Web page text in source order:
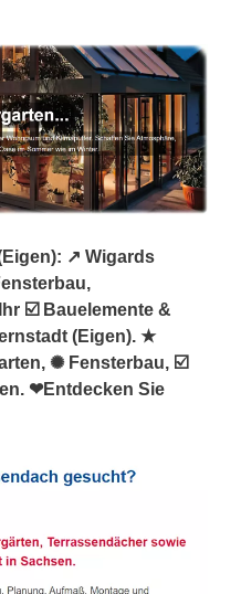
↗️ Wigards
☑️ Bauelemente &
(Eigen). ★
✺ Fensterbau, ☑️
❤Entdecken Sie